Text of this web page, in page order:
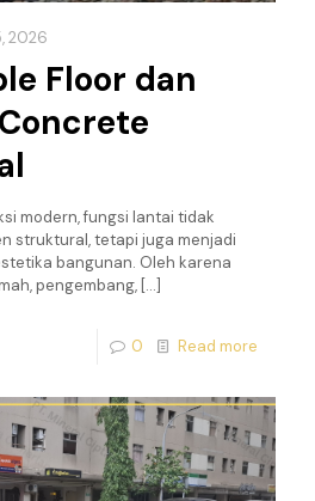
2026
Floor dan
modern, fungsi lantai tidak
struktural, tetapi juga menjadi
bangunan. Oleh karena
pengembang, […]
0 Read more